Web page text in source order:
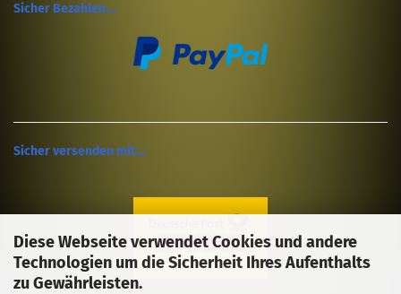
Diese Webseite verwendet Cookies und andere
Technologien um die Sicherheit Ihres Aufenthalts
zu Gewährleisten.
Sicher Bezahlen....
Sicher versenden mit....